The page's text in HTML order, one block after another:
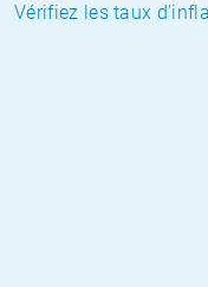
Vérifiez les taux